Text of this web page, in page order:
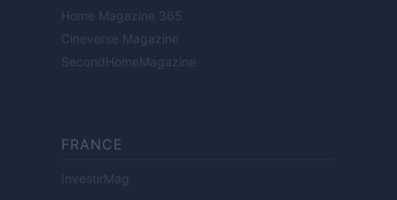
Home Magazine 365
Cineverse Magazine
SecondHomeMagazine
FRANCE
InvestirMag